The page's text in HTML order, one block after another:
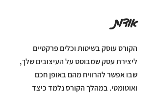
אודות
הקורס עוסק בשיטות וכלים פרקטיים
ליצירת עסק שמבוסס על העיצובים שלך,
שבו אפשר להרוויח מהם באופן חכם
ואוטומטי. במהלך הקורס נלמד כיצד